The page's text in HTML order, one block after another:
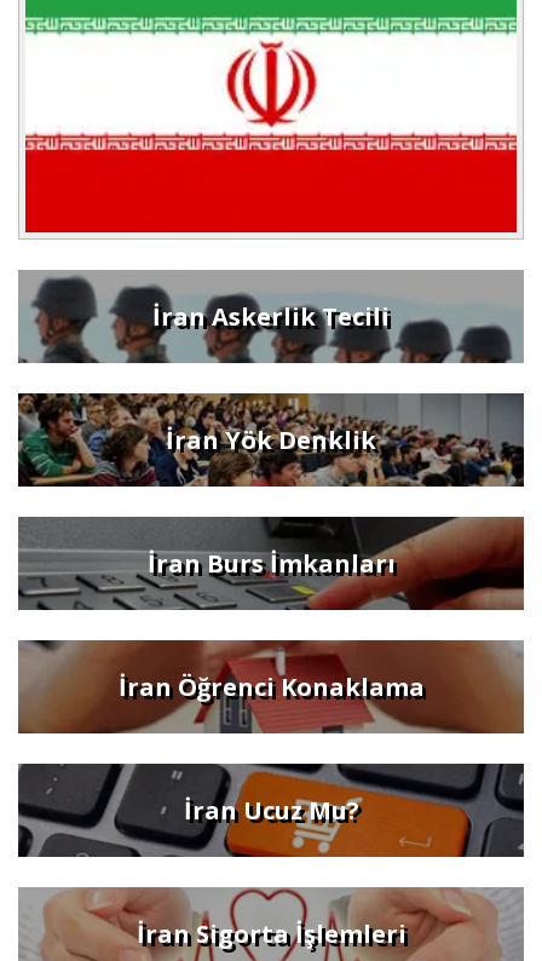
İran Askerlik Tecili
İran Yök Denklik
İran Burs İmkanları
İran Öğrenci Konaklama
İran Ucuz Mu?
İran Sigorta İşlemleri